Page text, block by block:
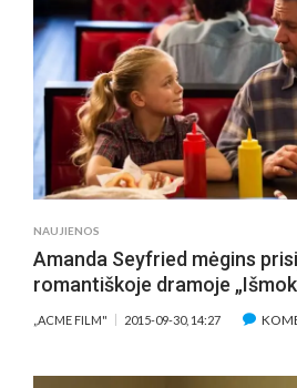
DIDINA
GREIČIO
RIBĄ
NAUJIENOS
Amanda Seyfried mėgins
romantiškoje dramoje
„ACME FILM" 2015-09-30, 14:27